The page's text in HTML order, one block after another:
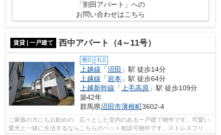
「割田アパート」への
お問い合わせはこちら
賃貸 | 一戸建て 西中アパート（4～11号）
敷0 礼0
上越線 「沼田 」駅 徒歩14分
上越線 「岩本 」駅 徒歩64分
上越新幹線 「 上毛高原 」駅 徒歩109分
築42年
群馬県沼田市薄根町3602-4
ご家族の方にもお勧めの、広々とした室内のある一戸建て物件です。可愛い
愛犬と一緒に生活するならこちらのペット相談可物件です。ストレスフリー